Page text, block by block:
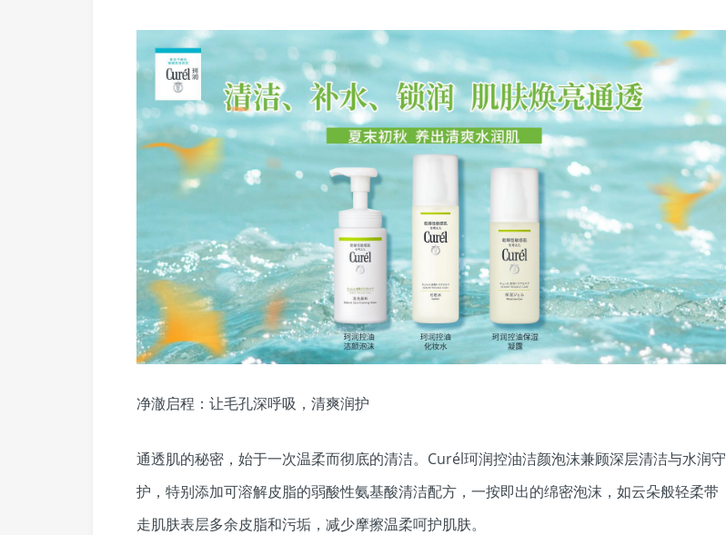
净澈启程：让毛孔深呼吸，清爽润护
通透肌的秘密，始于一次温柔而彻底的清洁。Curél珂润控油洁颜泡沫兼顾深层清洁与水润守
护，特别添加可溶解皮脂的弱酸性氨基酸清洁配方，一按即出的绵密泡沫，如云朵般轻柔带
走肌肤表层多余皮脂和污垢，减少摩擦温柔呵护肌肤。